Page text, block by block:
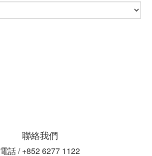
聯絡我們
電話 / +852 6277 1122